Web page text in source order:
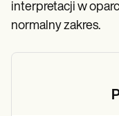
interpretacji w
normalny zakres.